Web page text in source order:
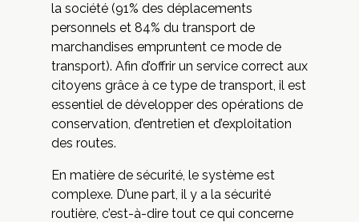
la société (91% des déplacements
personnels et 84% du transport de
marchandises empruntent ce mode de
transport). Afin d’offrir un service correct aux
citoyens grâce à ce type de transport, il est
essentiel de développer des opérations de
conservation, d’entretien et d’exploitation
des routes.
En matière de sécurité, le système est
complexe. D’une part, il y a la sécurité
routière, c’est-à-dire tout ce qui concerne